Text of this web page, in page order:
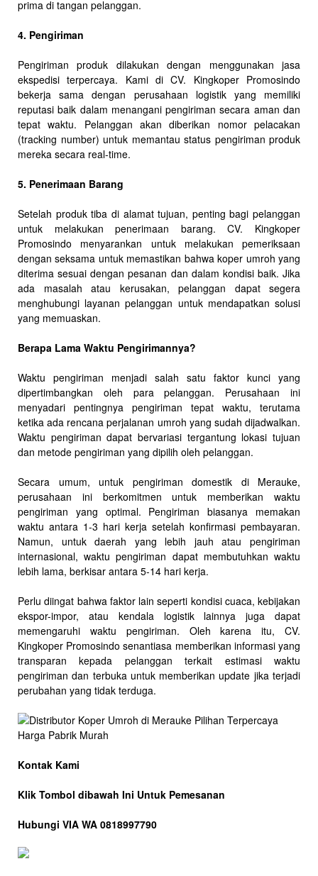
prima di tangan pelanggan.
4. Pengiriman
Pengiriman produk dilakukan dengan menggunakan jasa
ekspedisi terpercaya. Kami di CV. Kingkoper Promosindo
bekerja sama dengan perusahaan logistik yang memiliki
reputasi baik dalam menangani pengiriman secara aman dan
tepat waktu. Pelanggan akan diberikan nomor pelacakan
(tracking number) untuk memantau status pengiriman produk
mereka secara real-time.
5. Penerimaan Barang
Setelah produk tiba di alamat tujuan, penting bagi pelanggan
untuk melakukan penerimaan barang. CV. Kingkoper
Promosindo menyarankan untuk melakukan pemeriksaan
dengan seksama untuk memastikan bahwa koper umroh yang
diterima sesuai dengan pesanan dan dalam kondisi baik. Jika
ada masalah atau kerusakan, pelanggan dapat segera
menghubungi layanan pelanggan untuk mendapatkan solusi
yang memuaskan.
Berapa Lama Waktu Pengirimannya?
Waktu pengiriman menjadi salah satu faktor kunci yang
dipertimbangkan oleh para pelanggan. Perusahaan ini
menyadari pentingnya pengiriman tepat waktu, terutama
ketika ada rencana perjalanan umroh yang sudah dijadwalkan.
Waktu pengiriman dapat bervariasi tergantung lokasi tujuan
dan metode pengiriman yang dipilih oleh pelanggan.
Secara umum, untuk pengiriman domestik di Merauke,
perusahaan ini berkomitmen untuk memberikan waktu
pengiriman yang optimal. Pengiriman biasanya memakan
waktu antara 1-3 hari kerja setelah konfirmasi pembayaran.
Namun, untuk daerah yang lebih jauh atau pengiriman
internasional, waktu pengiriman dapat membutuhkan waktu
lebih lama, berkisar antara 5-14 hari kerja.
Perlu diingat bahwa faktor lain seperti kondisi cuaca, kebijakan
ekspor-impor, atau kendala logistik lainnya juga dapat
memengaruhi waktu pengiriman. Oleh karena itu, CV.
Kingkoper Promosindo senantiasa memberikan informasi yang
transparan kepada pelanggan terkait estimasi waktu
pengiriman dan terbuka untuk memberikan update jika terjadi
perubahan yang tidak terduga.
Kontak Kami
Klik Tombol dibawah Ini Untuk Pemesanan
Hubungi VIA WA 0818997790